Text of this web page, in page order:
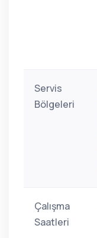
Servis
Bölgeleri
Çalışma
Saatleri